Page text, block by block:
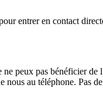
entrer en contact
peux pas bénéficier de
nous au téléphone. Pas